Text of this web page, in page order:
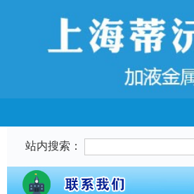
站内搜索：